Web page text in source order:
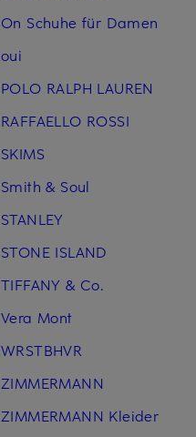
On Schuhe für Damen
oui
POLO RALPH LAUREN
RAFFAELLO ROSSI
SKIMS
Smith & Soul
STANLEY
STONE ISLAND
TIFFANY & Co.
Vera Mont
WRSTBHVR
ZIMMERMANN
ZIMMERMANN Kleider